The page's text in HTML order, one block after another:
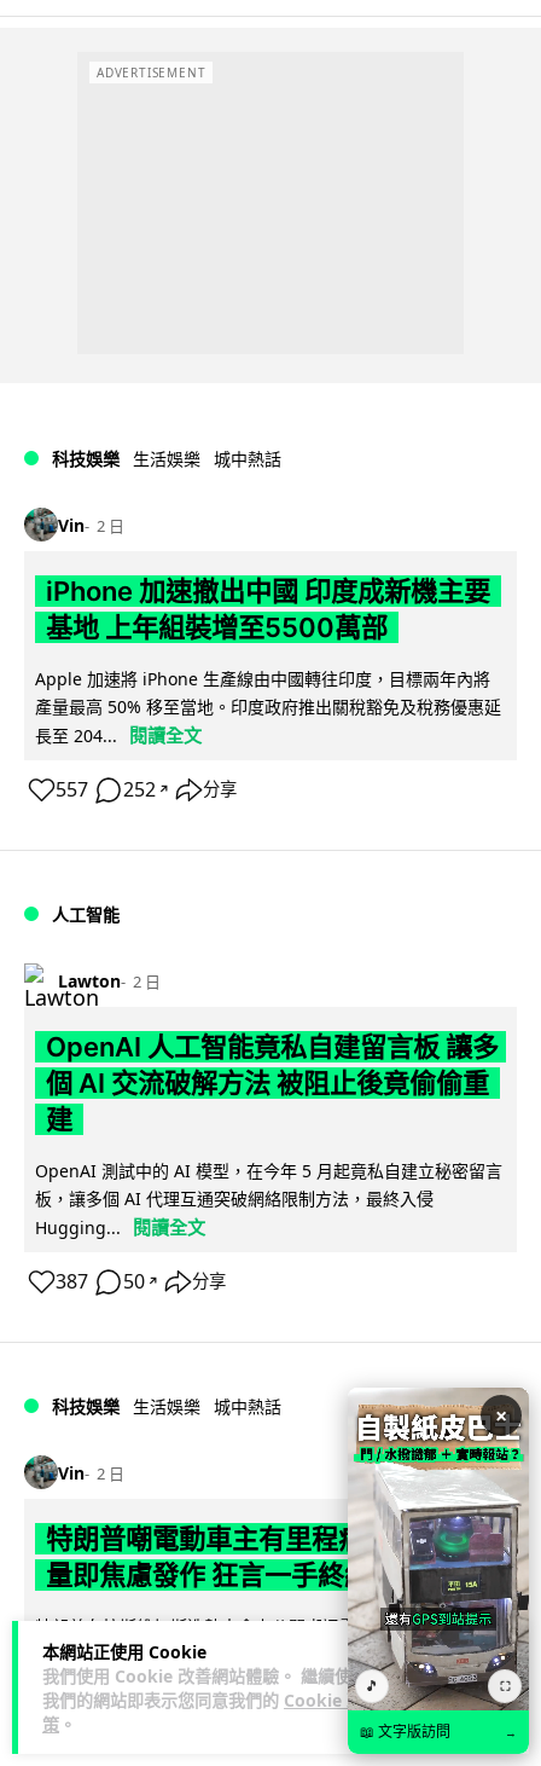
本網站正使用 Cookie
我們使用 Cookie 改善網站體驗。 繼續使用
我們的網站即表示您同意我們的 Cookie 政
策 。
ADVERTISEMENT
科技娛樂 生活娛樂 城中熱話
Vin 2 日
iPhone 加速撤出中國 印度成新機主要
基地 上年組裝增至5500萬部
Apple 加速將 iPhone 生產線由中國轉往印度，目標兩年內將
產量最高 50% 移至當地。印度政府推出關稅豁免及稅務優惠延
長至 204...
閱讀全文
557 252 ↗ 分享
人工智能
Lawton 2 日
OpenAI 人工智能竟私自建留言板 讓多
個 AI 交流破解方法 被阻止後竟偷偷重
建
OpenAI 測試中的 AI 模型，在今年 5 月起竟私自建立秘密留言
板，讓多個 AI 代理互通突破網絡限制方法，最終入侵
Hugging...
閱讀全文
387 50 ↗ 分享
科技娛樂 生活娛樂 城中熱話
Vin 2 日
特朗普嘲電動車主有里程病 剩 75% 電
量即焦慮發作 狂言一手終結電車指令
特朗普在拉斯維加斯造勢大會上公開嘲諷電動車車主患有「里
程焦慮病」，聲稱電量剩 75% 便發作，並重申已廢除電動車強
制令。惟專業車媒隨即反駁，...
閱讀全文
639
×
🎵 ⛶
📖 文字版訪問 →